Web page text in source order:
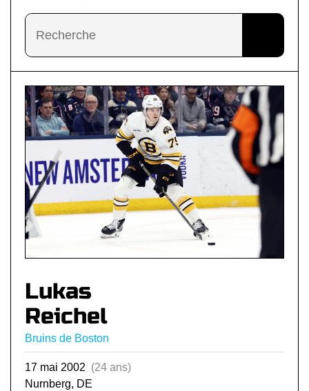
Lukas
Reichel
Bruins de Boston
17 mai 2002 (24 ans)
Nurnberg, DE